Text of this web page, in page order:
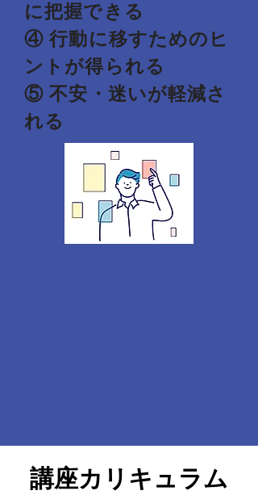
に把握できる
④ 行動に移すためのヒ
ントが得られる
⑤ 不安・迷いが軽減さ
れる
講座カリキュラム